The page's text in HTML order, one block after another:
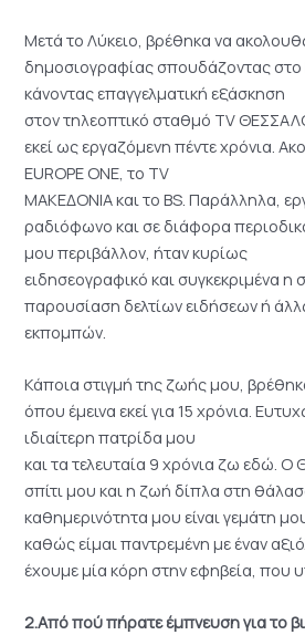
Μετά το Λύκειο, βρέθηκα να
δημοσιογραφίας σπουδάζοντας στο
κάνοντας επαγγελματική εξάσκηση
στον τηλεοπτικό σταθμό TV
εκεί ως εργαζόμενη πέντε χρόνια.
EUROPE ONE, το TV
ΜΑΚΕΔΟΝΙΑ και το BS. Παράλληλα,
ραδιόφωνο και σε διάφορα
μου περιβάλλον, ήταν κυρίως
ειδησεογραφικό και συγκεκριμένα η
παρουσίαση δελτίων ειδήσεων ή
εκπομπών.
Κάποια στιγμή της ζωής μου,
όπου έμεινα εκεί για 15 χρόνια.
ιδιαίτερη πατρίδα μου
και τα τελευταία 9 χρόνια ζω εδώ. Ο
σπίτι μου και η ζωή δίπλα στη
καθημερινότητα μου είναι γεμάτη
καθώς είμαι παντρεμένη με έναν
έχουμε μία κόρη στην εφηβεία, που
2.Από πού πήρατε έμπνευση για το